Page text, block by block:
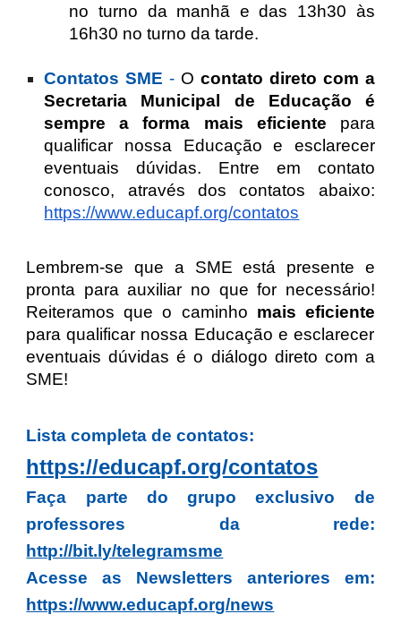
no turno da manhã e das 13h30 às
16h30 no turno da tarde.
Contatos SME - O contato direto com a
Secretaria Municipal de Educação é
sempre a forma mais eficiente para
qualificar nossa Educação e esclarecer
eventuais dúvidas. Entre em contato
conosco, através dos contatos abaixo:
https://www.educapf.org/contatos
Lembrem-se que a SME está presente e
pronta para auxiliar no que for necessário!
Reiteramos que o caminho mais eficiente
para qualificar nossa Educação e esclarecer
eventuais dúvidas é o diálogo direto com a
SME!
Lista completa de contatos:
https://educapf.org/contatos
Faça parte do grupo exclusivo de
professores da rede:
http://bit.ly/telegramsme
Acesse as Newsletters anteriores em:
https://www.educapf.org/news